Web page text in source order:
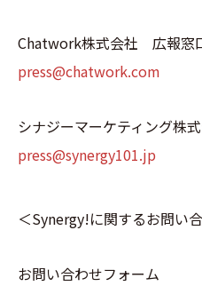
Chatwork株式会社 広報窓
press@chatwork.com
シナジーマーケティング株
press@synergy101.jp
＜Synergy!に関するお問い
お問い合わせフォーム